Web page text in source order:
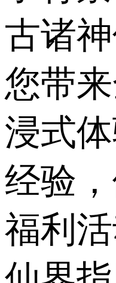
古诸
您带
浸式
经验
福利